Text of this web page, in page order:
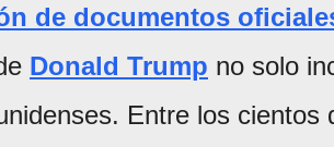
de documentos
Donald Trump no solo
Entre los cientos